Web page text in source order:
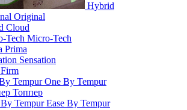
Hybrid
Original
Cloud
Micro-Tech
Prima
Sensation
Firm
One By Tempur
Топпер
Ease By Tempur